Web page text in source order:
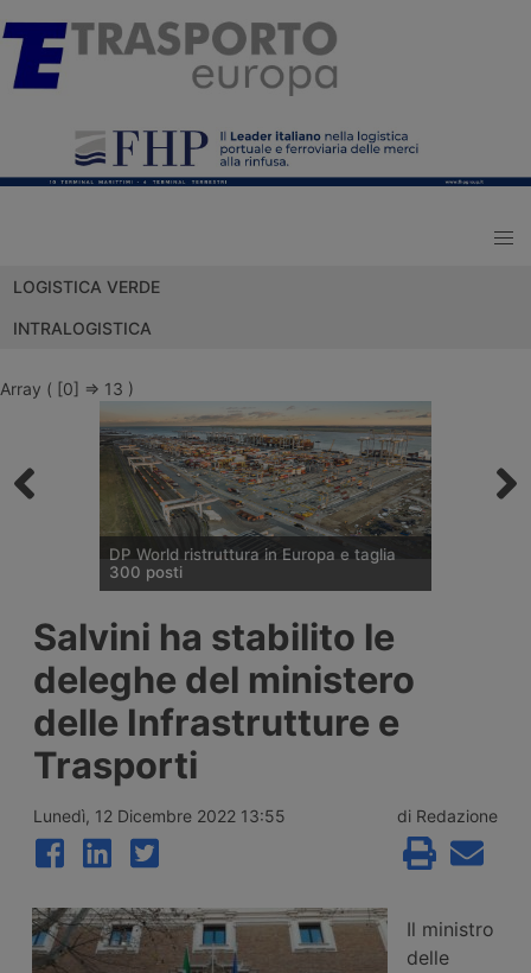
LOGISTICA VERDE
INTRALOGISTICA
Array ( [0] => 13 )
DP World ristruttura in Europa e taglia
300 posti
attività europee dopo l’uscita di tre dirigenti
senior, mentre Londra e Anversa registrano
volumi record e il gruppo prosegue gli
investimenti tra Svizzera, Golfo, Siria e
Regno Unito.
Salvini ha stabilito le
deleghe del ministero
delle Infrastrutture e
Trasporti
Lunedì, 12 Dicembre 2022 13:55 di Redazione
Il ministro
delle